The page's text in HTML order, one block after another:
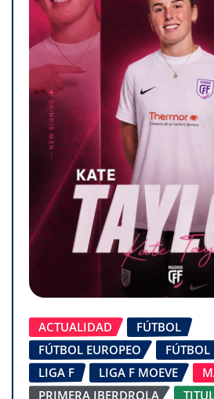
ACTUALIDAD
FÚTBOL
FÚTBOL EUROPEO
LIGA F
LIGA F MOEVE
PRIMERA IBERDROLA